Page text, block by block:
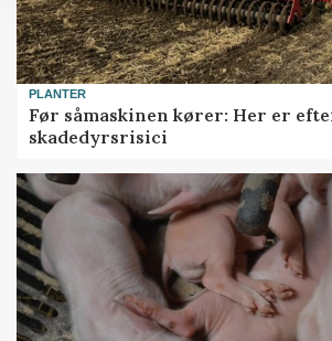
PLANTER
Før såmaskinen kører: Her er
skadedyrsrisici